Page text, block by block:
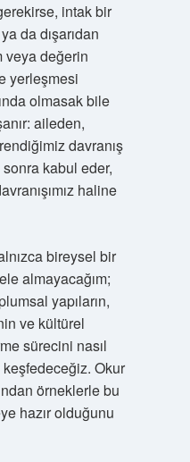
intak bir
da dışarıdan
veya değerin
yerleşmesi
olmasak bile
aileden,
davranış
kabul eder,
haline
bireysel bir
almayacağım;
yapıların,
ve kültürel
sürecini nasıl
Okur
örneklerle bu
hazır olduğunu